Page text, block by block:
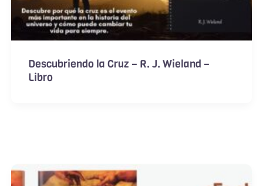
Descubriendo la Cruz – R. J. Wieland –
Libro